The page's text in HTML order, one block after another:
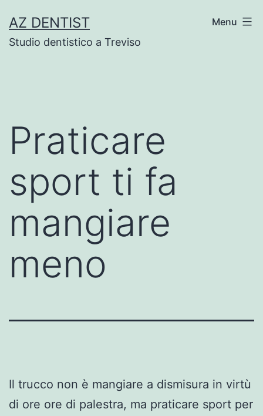
to
content
AZ DENTIST
Studio dentistico a Treviso
Menu
Praticare
sport ti fa
mangiare
meno
Il trucco non è mangiare a dismisura in virtù
di ore ore di palestra, ma praticare sport per